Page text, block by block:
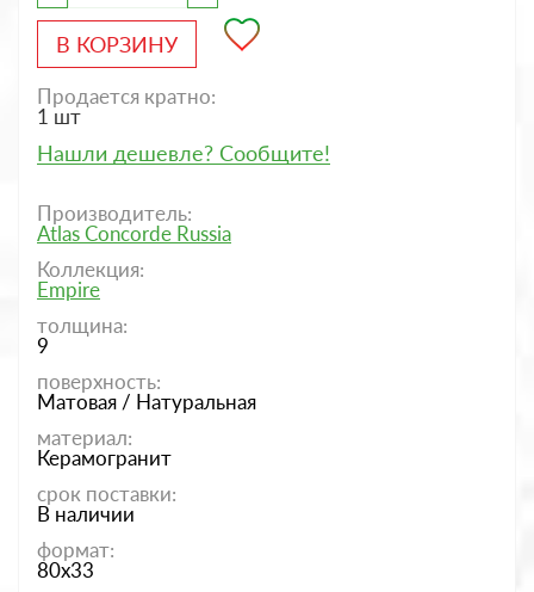
В КОРЗИНУ
Продается кратно:
1 шт
Нашли дешевле? Сообщите!
Производитель:
Atlas Concorde Russia
Коллекция:
Empire
толщина:
9
поверхность:
Матовая / Натуральная
материал:
Керамогранит
срок поставки:
В наличии
формат:
80x33